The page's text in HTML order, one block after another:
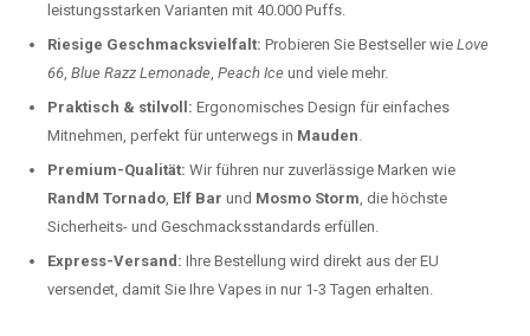
leistungsstarken Varianten mit 40.000 Puffs.
Riesige Geschmacksvielfalt: Probieren Sie Bestseller wie Love
66, Blue Razz Lemonade, Peach Ice und viele mehr.
Praktisch & stilvoll: Ergonomisches Design für einfaches
Mitnehmen, perfekt für unterwegs in Mauden.
Premium-Qualität: Wir führen nur zuverlässige Marken wie
RandM Tornado, Elf Bar und Mosmo Storm, die höchste
Sicherheits- und Geschmacksstandards erfüllen.
Express-Versand: Ihre Bestellung wird direkt aus der EU
versendet, damit Sie Ihre Vapes in nur 1-3 Tagen erhalten.